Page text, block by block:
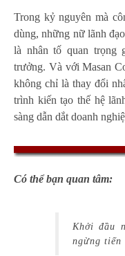
Trong kỷ nguyên mà
dùng, những nữ lãnh
là nhân tố quan trọng
trưởng. Và với Masan
không chỉ là thay đổi
trình kiến tạo thế hệ
sàng dẫn dắt doanh
Có thể bạn quan tâm:
Khởi đầu
ngừng tiến